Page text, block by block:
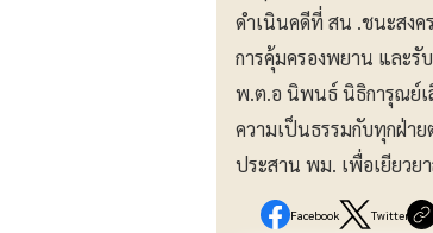
ดำเนินคดีที่ สน .ชนะสงค
การคุ้มครองพยาน และรั
พ.ต.อ นิพนธ์ นิธิการุณย์เ
ความเป็นธรรมกับทุกฝ่า
ประสาน พม. เพื่อเยียวย
Facebook Twitter